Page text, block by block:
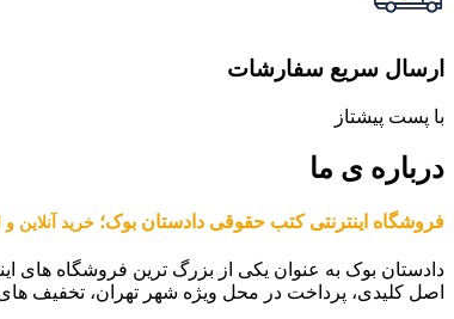
ارسال سریع سفارشات
با پست پیشتاز
درباره ی ما
فروشگاه اینترنتی کتب حقوقی دادستان بوک؛ خرید آنلاین
دادستان بوک به عنوان یکی از بزرگ ترین فروشگاه های
اصل کلیدی، پرداخت در محل ویژه شهر تهران، تخفیف